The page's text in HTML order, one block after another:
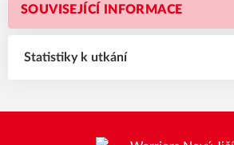
SOUVISEJÍCÍ INFORMACE
Statistiky k utkání